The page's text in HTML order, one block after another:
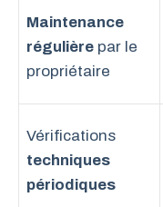
Maintenance
régulière par le
propriétaire
Vérifications
techniques
périodiques